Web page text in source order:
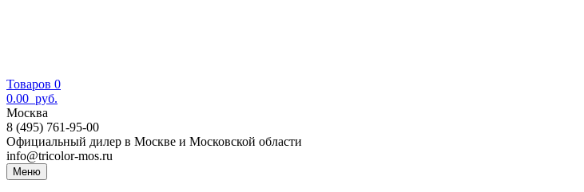
Товаров 0
0.00 руб.
Москва
8 (495) 761-95-00
Официальный дилер в Москве и Московской области
info@tricolor-mos.ru
Меню